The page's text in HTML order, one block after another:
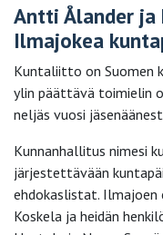
Antti Ålander ja
Ilmajokea
Kuntaliitto on Suomen
ylin päättävä toimielin
neljäs vuosi
Kunnanhallitus nimesi
järjestettävään
ehdokaslistat.
Koskela ja heidän